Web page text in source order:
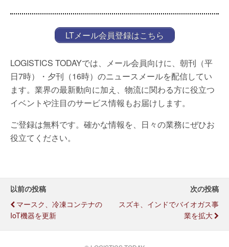
LTメール会員登録はこちら
LOGISTICS TODAYでは、メール会員向けに、朝刊（平
日7時）・夕刊（16時）のニュースメールを配信してい
ます。業界の最新動向に加え、物流に関わる方に役立つ
イベントや注目のサービス情報もお届けします。
ご登録は無料です。確かな情報を、日々の業務にぜひお
役立てください。
以前の投稿
マースク、冷凍コンテナの
IoT機器を更新
次の投稿
スズキ、インドでバイオガス事
業を拡大